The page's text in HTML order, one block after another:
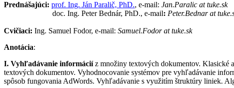
Prednášajúci: prof. Ing. Ján Paralič, PhD., e-mail: Jan.Paralic at tuke.sk
doc. Ing. Peter Bednár, PhD., e-mail: Peter.Bednarat
Cvičiaci: Ing. Samuel Fodor, e-mail: Samuel.Fodorat tuke.sk
Anotácia:
I. Vyhľadávanie informáciíz množiny textových dokumentov. Klasické
textových dokumentov. Vyhodnocovanie systémov pre vyhľadávanie
spôsob fungovaniaAdWords. Vyhľadávanie s využitím štruktúry liniek.